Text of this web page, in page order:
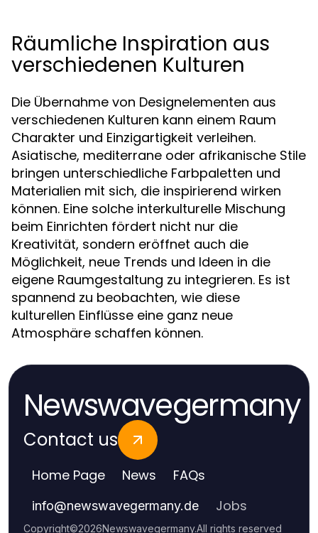
Räumliche Inspiration aus
verschiedenen Kulturen
Die Übernahme von Designelementen aus
verschiedenen Kulturen kann einem Raum
Charakter und Einzigartigkeit verleihen.
Asiatische, mediterrane oder afrikanische Stile
bringen unterschiedliche Farbpaletten und
Materialien mit sich, die inspirierend wirken
können. Eine solche interkulturelle Mischung
beim Einrichten fördert nicht nur die
Kreativität, sondern eröffnet auch die
Möglichkeit, neue Trends und Ideen in die
eigene Raumgestaltung zu integrieren. Es ist
spannend zu beobachten, wie diese
kulturellen Einflüsse eine ganz neue
Atmosphäre schaffen können.
Newswavegermany
Contact us
Home Page News FAQs
info@newswavegermany.de Jobs
Copyright©2026Newswavegermany.All rights reserved